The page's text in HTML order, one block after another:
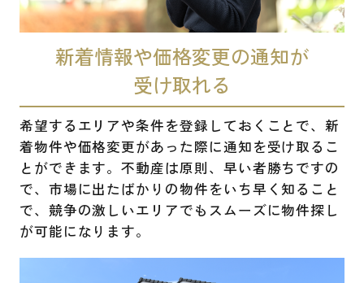
新着情報や価格変更の通知が
受け取れる
希望するエリアや条件を登録しておくことで、新
着物件や価格変更があった際に通知を受け取るこ
とができます。不動産は原則、早い者勝ちですの
で、市場に出たばかりの物件をいち早く知ること
で、競争の激しいエリアでもスムーズに物件探し
が可能になります。